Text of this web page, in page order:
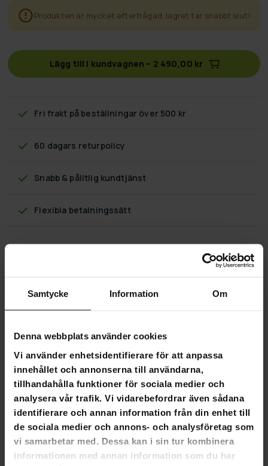
Samtycke Information Om
Denna webbplats använder cookies
Vi använder enhetsidentifierare för att anpassa
innehållet och annonserna till användarna,
tillhandahålla funktioner för sociala medier och
analysera vår trafik. Vi vidarebefordrar även sådana
identifierare och annan information från din enhet till
de sociala medier och annons- och analysföretag som
vi samarbetar med. Dessa kan i sin tur kombinera
informationen med annan information som du har
Produkten är mycket efterfrågad, lagret tar snabbt slut!
Lägg till i kundvagnen – 2 490,00 kr
Fri frakt på beställningar över 500 kr
60 dagars returpolicy
Snabb & pålitlig kundtjänst
Flexibla betalningssätt
Nordcore massagebänk Core A300, svart
Nordcore massagebänk A300
låga vikt kan bänken bära upp till 250 kg. Massagebänken är
också lätt att flytta runt i den bärväska som följer med
paketet.
Höjden på den här massagebänken kan justeras från 62,4
cm till 82,5 cm. Bordsskivan är tillverkad av högkvalitativt
konstläder som känns behagligt och är lätt att rengöra.
Ramen är tillverkad av snygg och stark valnöt.
Massagebänken Nordcore A300 erbjuder bekväma
förutsättningar för en bra och avkopplande